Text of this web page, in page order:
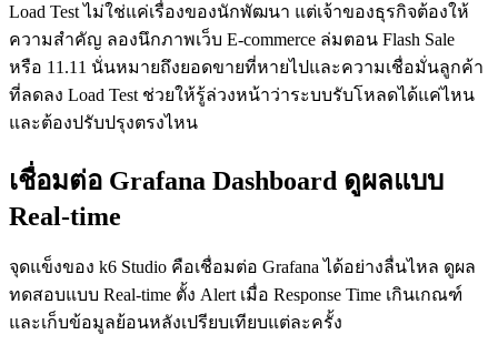
Load Test ไม่ใช่แค่เรื่องของนักพัฒนา แต่เจ้าของธุรกิจต้องให้
ความสำคัญ ลองนึกภาพเว็บ E-commerce ล่มตอน Flash Sale
หรือ 11.11 นั่นหมายถึงยอดขายที่หายไปและความเชื่อมั่นลูกค้า
ที่ลดลง Load Test ช่วยให้รู้ล่วงหน้าว่าระบบรับโหลดได้แค่ไหน
และต้องปรับปรุงตรงไหน
เชื่อมต่อ Grafana Dashboard ดูผลแบบ
Real-time
จุดแข็งของ k6 Studio คือเชื่อมต่อ Grafana ได้อย่างลื่นไหล ดูผล
ทดสอบแบบ Real-time ตั้ง Alert เมื่อ Response Time เกินเกณฑ์
และเก็บข้อมูลย้อนหลังเปรียบเทียบแต่ละครั้ง